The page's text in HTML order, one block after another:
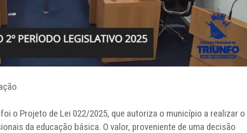
o Projeto de Lei 022/2025, que autoriza o município a realizar o
da educação básica. O valor, proveniente de uma decisão